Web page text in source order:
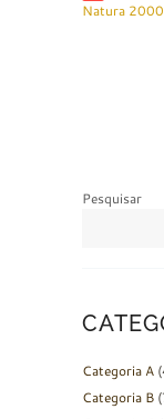
Natura 2000
Pesquisar
Categoria A
Categoria B